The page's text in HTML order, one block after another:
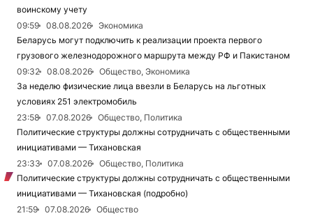
воинскому учету
09:59
08.08.2026
Экономика
Беларусь могут подключить к реализации проекта первого
грузового железнодорожного маршрута между РФ и Пакистаном
09:32
08.08.2026
Общество, Экономика
За неделю физические лица ввезли в Беларусь на льготных
условиях 251 электромобиль
23:58
07.08.2026
Общество, Политика
Политические структуры должны сотрудничать с общественными
инициативами — Тихановская
23:33
07.08.2026
Общество, Политика
Политические структуры должны сотрудничать с общественными
инициативами — Тихановская (подробно)
21:59
07.08.2026
Общество